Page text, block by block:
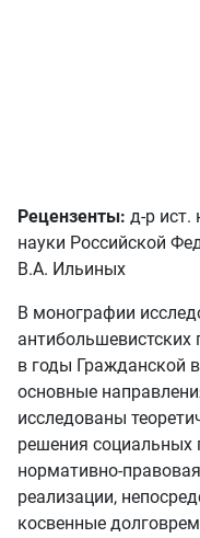
Рецензенты: д-р ист.
науки Российской
В.А. Ильиных
В монографии
антибольшевистских
в годы Гражданской
основные
исследованы
решения социальных
нормативно-
реализации,
косвенные